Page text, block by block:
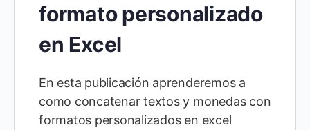
formato personalizado
en Excel
En esta publicación aprenderemos a
como concatenar textos y monedas con
formatos personalizados en excel